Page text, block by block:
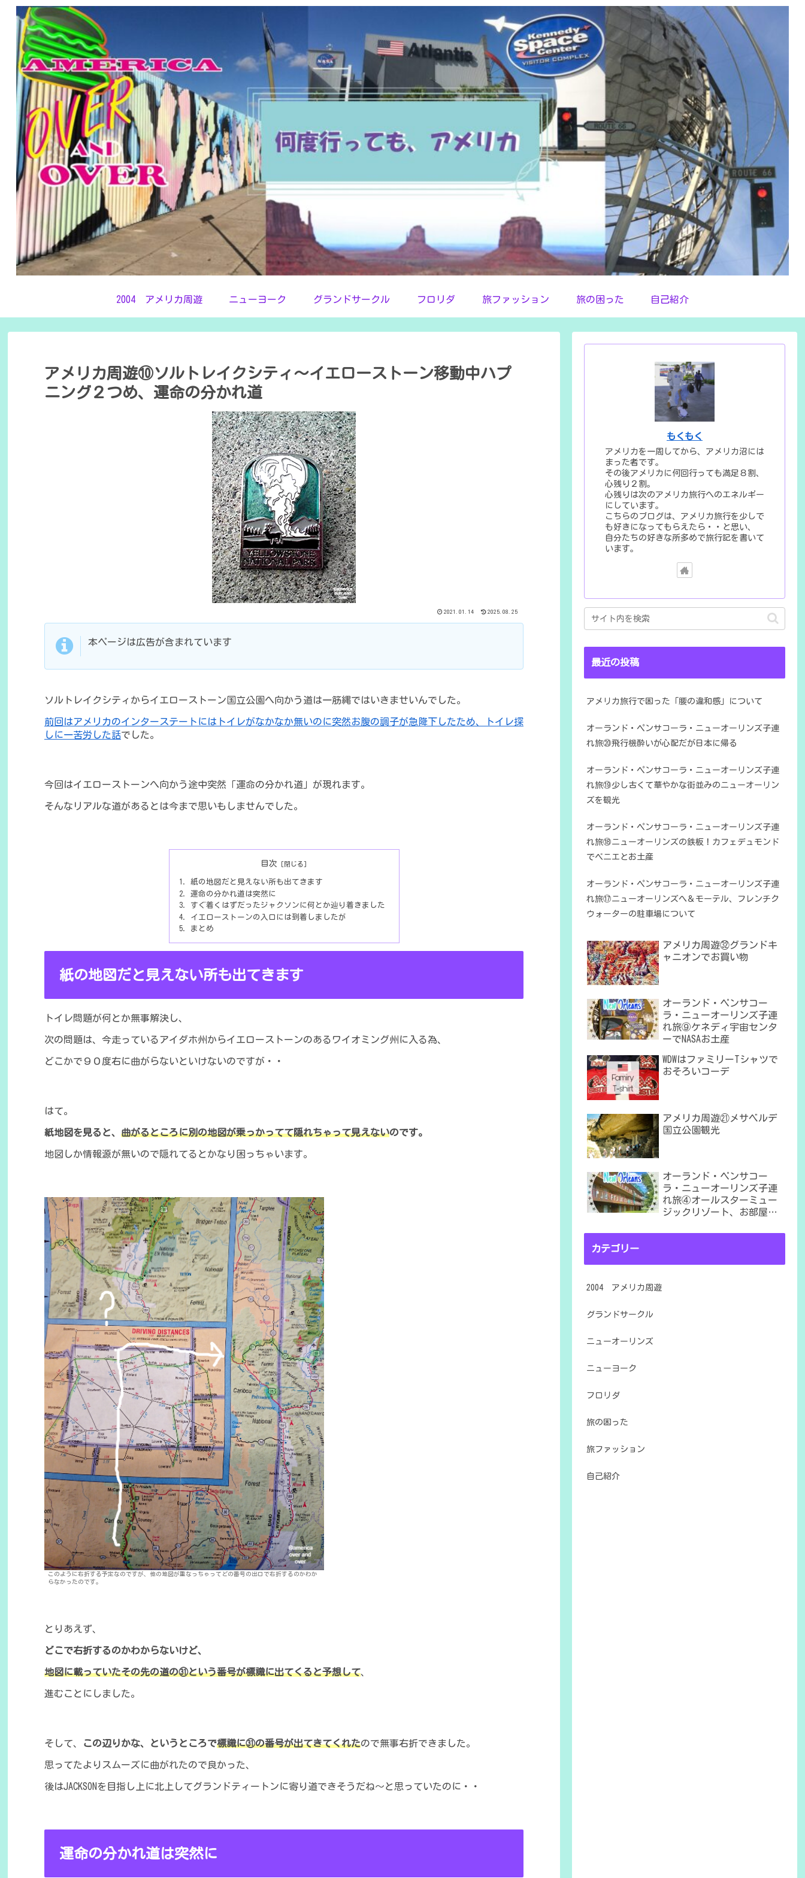
2004 アメリカ周遊 ニューヨーク グランドサークル フロリダ 旅ファッション 旅の困った 自己紹介
アメリカ周遊⑩ソルトレイクシティ～イエローストーン移動中ハプ
ニング２つめ、運命の分かれ道
2021.01.14 2025.08.25
本ページは広告が含まれています
ソルトレイクシティからイエローストーン国立公園へ向かう道は一筋縄ではいきませいんでした。
前回はアメリカのインターステートにはトイレがなかなか無いのに突然お腹の調子が急降下したため、トイレ探
しに一苦労した話でした。
今回はイエローストーンへ向かう途中突然「運命の分かれ道」が現れます。
そんなリアルな道があるとは今まで思いもしませんでした。
目次
紙の地図だと見えない所も出てきます
運命の分かれ道は突然に
すぐ着くはずだったジャクソンに何とか辿り着きました
イエローストーンの入口には到着しましたが
まとめ
紙の地図だと見えない所も出てきます
トイレ問題が何とか無事解決し、
次の問題は、今走っているアイダホ州からイエローストーンのあるワイオミング州に入る為、
どこかで９０度右に曲がらないといけないのですが・・
はて。
紙地図を見ると、 曲がるところに別の地図が乗っかってて隠れちゃって見えないのです。
地図しか情報源が無いので隠れてるとかなり困っちゃいます。
このように右折する予定なのですが、他の地図が重なっちゃってどの番号の出口で右折するのかわか
らなかったのです。
とりあえず、
どこで右折するのかわからないけど、
地図に載っていたその先の道の㉛という番号が標識に出てくると予想して、
進むことにしました。
そして、 この辺りかな、というところで標識に㉛の番号が出てきてくれたので無事右折できました。
思ってたよりスムーズに曲がれたので良かった、
後はJACKSONを目指し上に北上してグランドティートンに寄り道できそうだね～と思っていたのに・・
運命の分かれ道は突然に
もくもく
アメリカを一周してから、アメリカ沼には
まった者です。
その後アメリカに何回行っても満足８割、
心残り２割。
心残りは次のアメリカ旅行へのエネルギー
にしています。
こちらのブログは、アメリカ旅行を少しで
も好きになってもらえたら・・と思い、
自分たちの好きな所多めで旅行記を書いて
います。
最近の投稿
アメリカ旅行で困った「腰の違和感」について
オーランド・ペンサコーラ・ニューオーリンズ子連
れ旅⑳飛行機酔いが心配だが日本に帰る
オーランド・ペンサコーラ・ニューオーリンズ子連
れ旅⑲少し古くて華やかな街並みのニューオーリン
ズを観光
オーランド・ペンサコーラ・ニューオーリンズ子連
れ旅⑱ニューオーリンズの鉄板！カフェデュモンド
でベニエとお土産
オーランド・ペンサコーラ・ニューオーリンズ子連
れ旅⑰ニューオーリンズへ＆モーテル、フレンチク
ウォーターの駐車場について
アメリカ周遊㉜グランドキ
ャニオンでお買い物
オーランド・ペンサコー
ラ・ニューオーリンズ子連
れ旅⑨ケネディ宇宙センタ
ーでNASAお土産
WDWはファミリーTシャツで
おそろいコーデ
アメリカ周遊㉑メサベルデ
国立公園観光
オーランド・ペンサコー
ラ・ニューオーリンズ子連
れ旅④オールスターミュー
ジックリゾート、お部屋は
カテゴリー
2004 アメリカ周遊
グランドサークル
ニューオーリンズ
ニューヨーク
フロリダ
旅の困った
旅ファッション
自己紹介